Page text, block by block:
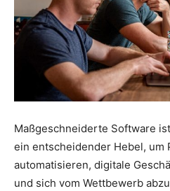
Maßgeschneiderte Software
ein entscheidender Hebel, um
automatisieren, digitale
und sich vom Wettbewerb